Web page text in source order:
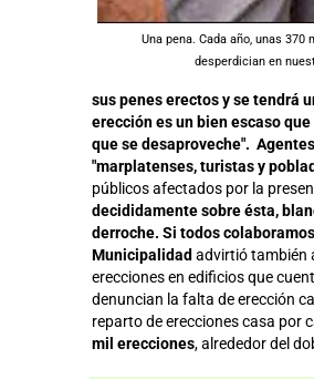
Una pena. Cada año, unas
desperdician en
sus penes erectos y se tendrá
erección es un bien escaso
que se desaproveche".
"marplatenses, turistas y
públicos afectados por la
decididamente sobre ésta,
derroche. Si todos
Municipalidad advirtió también
erecciones en edificios que
denuncian la falta de erección
reparto de erecciones casa por
mil erecciones, alrededor del